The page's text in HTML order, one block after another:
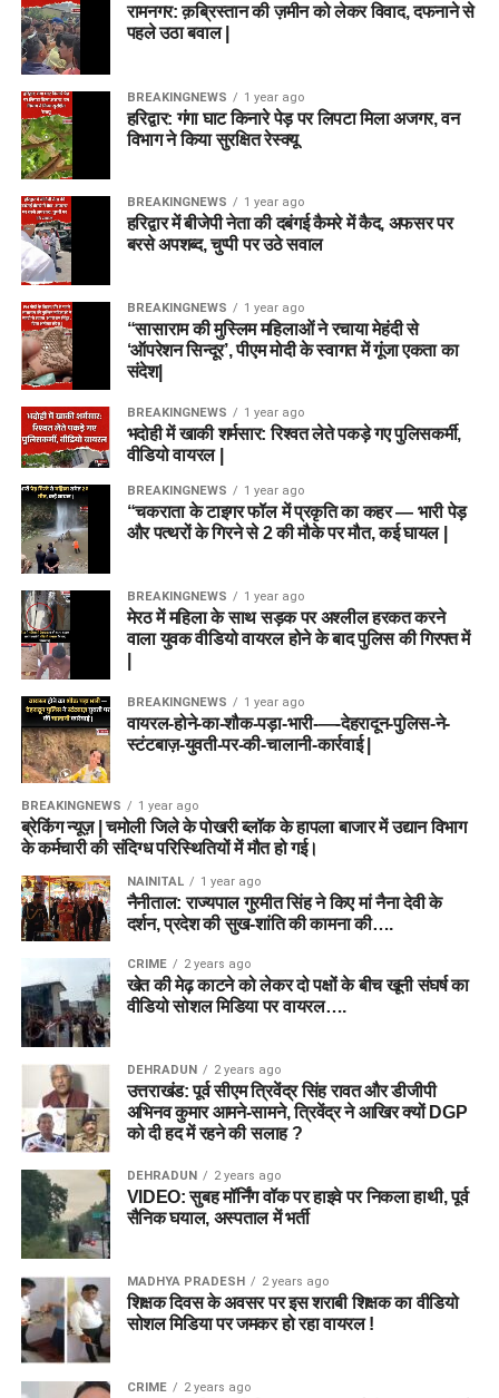
रामनगर: क़ब्रिस्तान की ज़मीन को लेकर विवाद, दफनाने से
पहले उठा बवाल |
BREAKINGNEWS 1 year ago
हरिद्वार: गंगा घाट किनारे पेड़ पर लिपटा मिला अजगर, वन
विभाग ने किया सुरक्षित रेस्क्यू
BREAKINGNEWS 1 year ago
हरिद्वार में बीजेपी नेता की दबंगई कैमरे में कैद, अफसर पर
बरसे अपशब्द, चुप्पी पर उठे सवाल
BREAKINGNEWS 1 year ago
“सासाराम की मुस्लिम महिलाओं ने रचाया मेहंदी से
‘ऑपरेशन सिन्दूर’, पीएम मोदी के स्वागत में गूंजा एकता का
संदेश|
BREAKINGNEWS 1 year ago
भदोही में खाकी शर्मसार: रिश्वत लेते पकड़े गए पुलिसकर्मी,
वीडियो वायरल |
BREAKINGNEWS 1 year ago
“चकराता के टाइगर फॉल में प्रकृति का कहर — भारी पेड़
और पत्थरों के गिरने से 2 की मौके पर मौत, कई घायल |
BREAKINGNEWS 1 year ago
मेरठ में महिला के साथ सड़क पर अश्लील हरकत करने
वाला युवक वीडियो वायरल होने के बाद पुलिस की गिरफ्त में
BREAKINGNEWS 1 year ago
वायरल-होने-का-शौक-पड़ा-भारी-—-देहरादून-पुलिस-ने-
स्टंटबाज़-युवती-पर-की-चालानी-कार्रवाई |
BREAKINGNEWS 1 year ago
ब्रेकिंग न्यूज़ | चमोली जिले के पोखरी ब्लॉक के हापला बाजार में उद्यान विभाग
के कर्मचारी की संदिग्ध परिस्थितियों में मौत हो गई।
NAINITAL 1 year ago
नैनीताल: राज्यपाल गुरमीत सिंह ने किए मां नैना देवी के
दर्शन, प्रदेश की सुख-शांति की कामना की….
CRIME 2 years ago
खेत की मेढ़ काटने को लेकर दो पक्षों के बीच खूनी संघर्ष का
वीडियो सोशल मिडिया पर वायरल….
DEHRADUN 2 years ago
उत्तराखंड: पूर्व सीएम त्रिवेंद्र सिंह रावत और डीजीपी
अभिनव कुमार आमने-सामने, त्रिवेंद्र ने आखिर क्यों DGP
को दी हद में रहने की सलाह ?
DEHRADUN 2 years ago
VIDEO: सुबह मॉर्निंग वॉक पर हाइवे पर निकला हाथी, पूर्व
सैनिक घयाल, अस्पताल में भर्ती
MADHYA PRADESH 2 years ago
शिक्षक दिवस के अवसर पर इस शराबी शिक्षक का वीडियो
सोशल मिडिया पर जमकर हो रहा वायरल !
CRIME 2 years ago